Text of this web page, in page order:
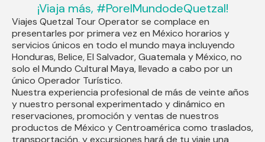
¡Viaja más, #PorelMundodeQuetzal!
Viajes Quetzal Tour Operator se complace en
presentarles por primera vez en México horarios y
servicios únicos en todo el mundo maya incluyendo
Honduras, Belice, El Salvador, Guatemala y México, no
solo el Mundo Cultural Maya, llevado a cabo por un
único Operador Turístico.
Nuestra experiencia profesional de más de veinte años
y nuestro personal experimentado y dinámico en
reservaciones, promoción y ventas de nuestros
productos de México y Centroamérica como traslados,
transportación, y excursiones hará de tu viaje una